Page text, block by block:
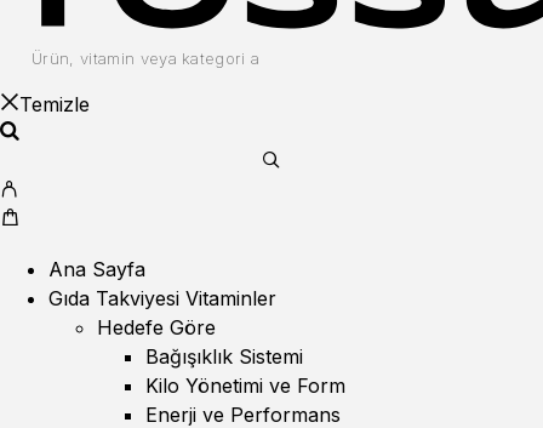
Temizle
Ana Sayfa
Gıda Takviyesi Vitaminler
Hedefe Göre
Bağışıklık Sistemi
Kilo Yönetimi ve Form
Enerji ve Performans